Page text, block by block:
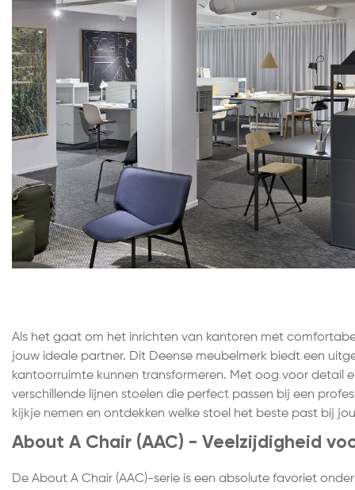
Als het gaat om het inrichten van kantoren met
jouw ideale partner. Dit Deense meubelmerk biedt een
kantoorruimte kunnen transformeren. Met oog voor detail
verschillende lijnen stoelen die perfect passen bij een
kijkje nemen en ontdekken welke stoel het beste past bij
About A Chair (AAC) - Veelzijdigheid
De About A Chair (AAC)-serie is een absolute favoriet